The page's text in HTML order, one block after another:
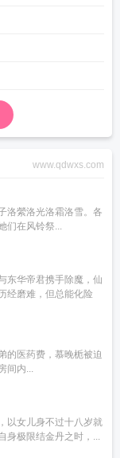
www.qdwxs.com
洛縈洛光洛霜洛雪。各
们在风铃祭...
东华帝君携手除魔，仙
经磨难，但总能化险
的医药费，慕晚栀被迫
间内...
以女儿身不过十八岁就
身极限结金丹之时，...